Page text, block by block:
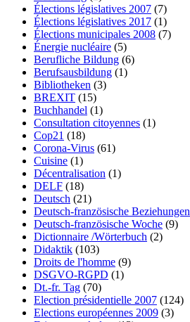
Élections législatives 2007 (7)
Élections législatives 2017 (1)
Élections municipales 2008 (7)
Énergie nucléaire (5)
Berufliche Bildung (6)
Berufsausbildung (1)
Bibliotheken (3)
BREXIT (15)
Buchhandel (1)
Consultation citoyennes (1)
Cop21 (18)
Corona-Virus (61)
Cuisine (1)
Décentralisation (1)
DELF (18)
Deutsch (21)
Deutsch-französische Beziehungen
Deutsch-französische Woche (9)
Dictionnaire /Wörterbuch (2)
Didaktik (103)
Droits de l'homme (9)
DSGVO-RGPD (1)
Dt.-fr. Tag (70)
Election présidentielle 2007 (124)
Elections européennes 2009 (3)